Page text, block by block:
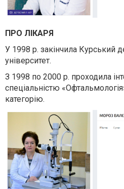
ПРО ЛІКАРЯ
У 1998 р. закінчила Курський
університет.
З 1998 по 2000 р. проходила
спеціальністю
категорію.